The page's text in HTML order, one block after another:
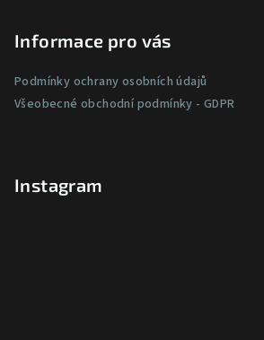
Informace pro vás
Podmínky ochrany osobních údajů
Všeobecné obchodní podmínky - GDPR
Instagram